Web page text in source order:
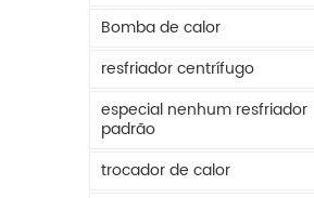
Bomba de calor
resfriador centrífugo
especial nenhum resfriador
padrão
trocador de calor